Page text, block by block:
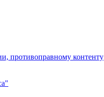
противоправному контенту